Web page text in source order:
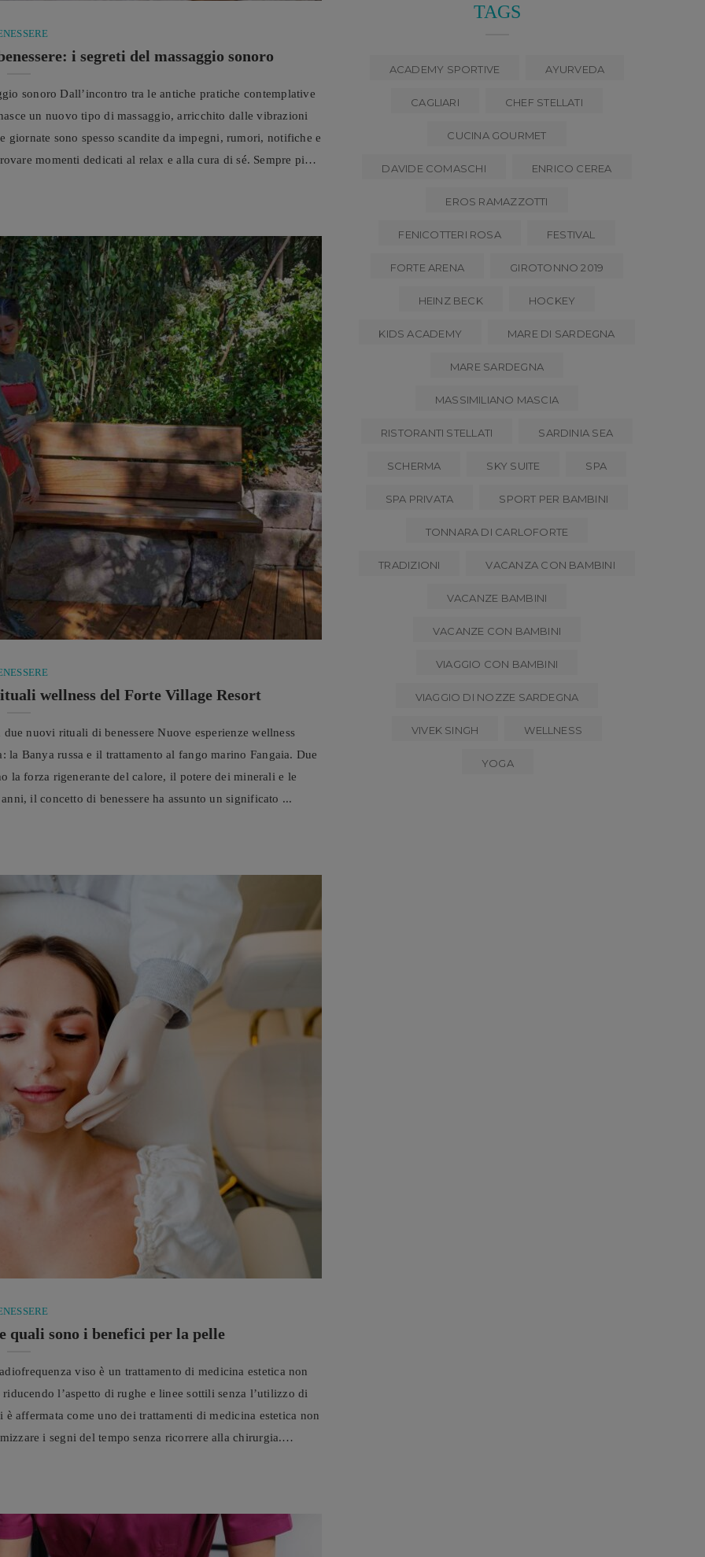
i segreti del massaggio sonoro
sonoro Dall’incontro tra le antiche pratiche contemplative
un nuovo tipo di massaggio, arricchito dalle vibrazioni
sono spesso scandite da impegni, rumori, notifiche e
momenti dedicati al relax e alla cura di sé. Sempre più
wellness del Forte Village Resort
nuovi rituali di benessere Nuove esperienze wellness
la Banya russa e il trattamento al fango marino Fangaia. Due
la forza rigenerante del calore, il potere dei minerali e le
il concetto di benessere ha assunto un significato ...
quali sono i benefici per la pelle
viso è un trattamento di medicina estetica non
l’aspetto di rughe e linee sottili senza l’utilizzo di
affermata come uno dei trattamenti di medicina estetica non
i segni del tempo senza ricorrere alla chirurgia.
TAGS
ACADEMY SPORTIVE AYURVEDA
CAGLIARI CHEF STELLATI
CUCINA GOURMET
DAVIDE COMASCHI ENRICO CEREA
EROS RAMAZZOTTI
FENICOTTERI ROSA FESTIVAL
FORTE ARENA GIROTONNO 2019
HEINZ BECK HOCKEY
KIDS ACADEMY MARE DI SARDEGNA
MARE SARDEGNA
MASSIMILIANO MASCIA
RISTORANTI STELLATI SARDINIA SEA
SCHERMA SKY SUITE SPA
SPA PRIVATA SPORT PER BAMBINI
TONNARA DI CARLOFORTE
TRADIZIONI VACANZA CON BAMBINI
VACANZE BAMBINI
VACANZE CON BAMBINI
VIAGGIO CON BAMBINI
VIAGGIO DI NOZZE SARDEGNA
VIVEK SINGH WELLNESS
YOGA